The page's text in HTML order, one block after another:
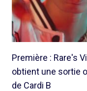
Première : Rare's
obtient une sortie
de Cardi B